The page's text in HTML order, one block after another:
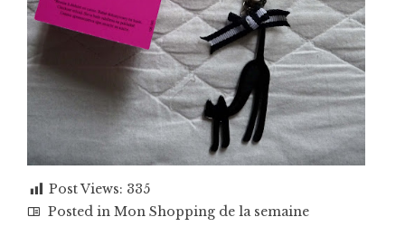
Post Views: 335
Posted in Mon Shopping de la semaine